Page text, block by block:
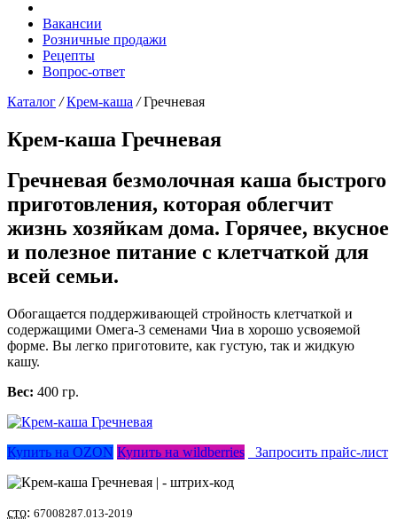
Вакансии
Розничные продажи
Рецепты
Вопрос-ответ
Каталог / Крем-каша / Гречневая
Крем-каша Гречневая
Гречневая безмолочная каша быстрого
приготовления, которая облегчит
жизнь хозяйкам дома. Горячее, вкусное
и полезное питание с клетчаткой для
всей семьи.
Обогащается поддерживающей стройность клетчаткой и
содержащими Омега-3 семенами Чиа в хорошо усвояемой
форме. Вы легко приготовите, как густую, так и жидкую
кашу.
Вес: 400 гр.
Купить на OZON Купить на wildberries Запросить прайс-лист
сто: 67008287.013-2019